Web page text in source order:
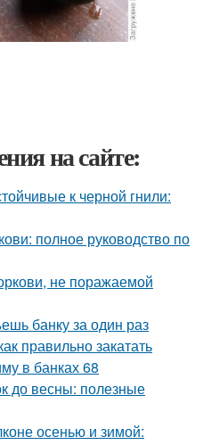
на сайте:
к черной гнили:
полное руководство по
не поражаемой
банку за один раз
правильно закатать
в банках 68
до весны: полезные
осенью и зимой: